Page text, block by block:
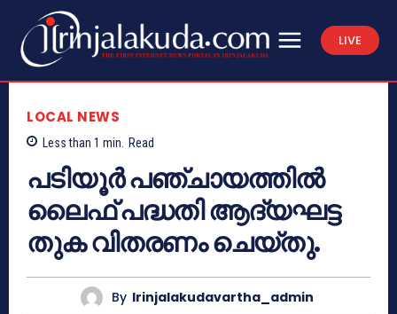
LIVE
LOCAL NEWS
Less than 1 min. Read
പടിയൂര്‍ പഞ്ചായത്തില്‍
ലൈഫ് പദ്ധതി ആദ്യഘട്ട
തുക വിതരണം ചെയ്തു.
By Irinjalakudavartha_admin